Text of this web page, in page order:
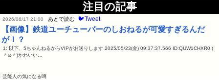
注目の記事
2026/06/17 21:00 あとで読む 🐦Tweet
【画像】鉄道ユーチューバーのしおねるが可愛すぎるんだ
が！？
1: 以下、5ちゃんねるからVIPがお送りします 2025/05/23(金) 09:37:37.566 ID:QUW1CHXR0 (
＾ω＾)かわいい…
芸能人の気になる噂